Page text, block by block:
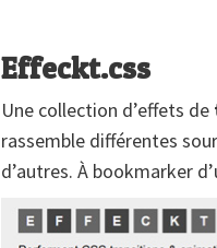
Effeckt.css
Une collection d’effets de
rassemble différentes
d’autres. À bookmarker